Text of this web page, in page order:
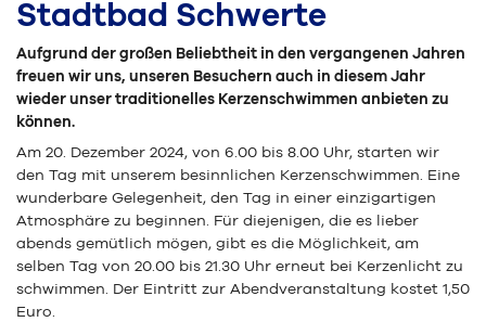
Stadtbad Schwerte
Aufgrund der großen Beliebtheit in den vergangenen Jahren
freuen wir uns, unseren Besuchern auch in diesem Jahr
wieder unser traditionelles Kerzenschwimmen anbieten zu
können.
Am 20. Dezember 2024, von 6.00 bis 8.00 Uhr, starten wir
den Tag mit unserem besinnlichen Kerzenschwimmen. Eine
wunderbare Gelegenheit, den Tag in einer einzigartigen
Atmosphäre zu beginnen. Für diejenigen, die es lieber
abends gemütlich mögen, gibt es die Möglichkeit, am
selben Tag von 20.00 bis 21.30 Uhr erneut bei Kerzenlicht zu
schwimmen. Der Eintritt zur Abendveranstaltung kostet 1,50
Euro.